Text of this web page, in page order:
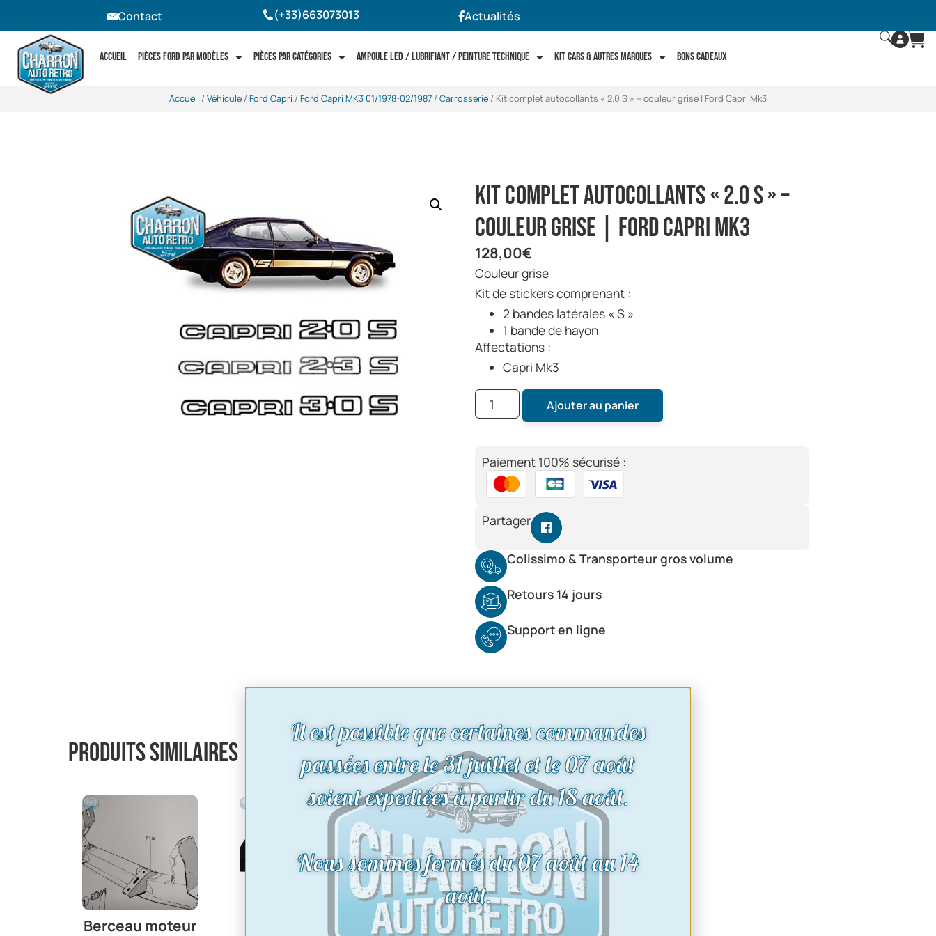
Contact (+33)663073013 Actualités
Accueil Pièces Ford par modèles Pièces par catégories Ampoule LED / Lubrifiant / Peinture technique Kit cars & autres marques Bons Cadeaux
Accueil / Véhicule / Ford Capri / Ford Capri MK3 01/1978-02/1987 / Carrosserie / Kit complet autocollants « 2.0 S » – couleur grise | Ford Capri Mk3
Kit complet autocollants « 2.0 S » –
couleur grise | Ford Capri Mk3
128,00€
Couleur grise
Kit de stickers comprenant :
2 bandes latérales « S »
1 bande de hayon
Affectations :
Capri Mk3
Ajouter au panier
Paiement 100% sécurisé :
Partager
Colissimo & Transporteur gros volume
Retours 14 jours
Support en ligne
Produits similaires
Berceau moteur
Rétroviseur
Il est possible que certaines commandes
passées entre le 31 juillet et le 07 août
soient expediées à partir du 18 août.
Nous sommes fermés du 07 août au 14
août.